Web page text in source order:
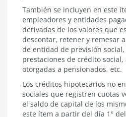
También se incluyen en este
empleadores y entidades
derivadas de los valores que
descontar, retener y remesar
de entidad de previsión
prestaciones de crédito
otorgadas a pensionados, etc.
Los créditos hipotecarios no
sociales que registren cuotas
el saldo de capital de los
este ítem a partir del día 1°